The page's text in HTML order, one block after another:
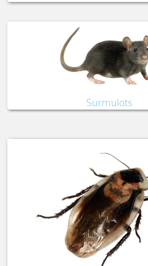
Surmulots